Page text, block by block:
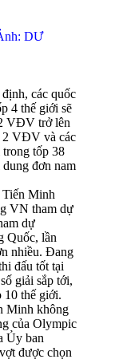
DƯ
các quốc
4 thế giới sẽ
VĐV trở lên
2 VĐV và các
tốp 38
đơn nam
Minh
VN tham dự
dự
Quốc, lần
nhiều. Đang
đấu tốt tại
giải sắp tới,
10 thế giới.
Minh không
của Olympic
Ủy ban
được chọn